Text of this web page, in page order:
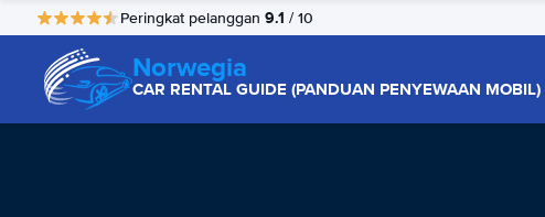
Peringkat pelanggan 9.1 / 10
Norwegia
CAR RENTAL GUIDE (PANDUAN PENYEWAAN MOBIL)